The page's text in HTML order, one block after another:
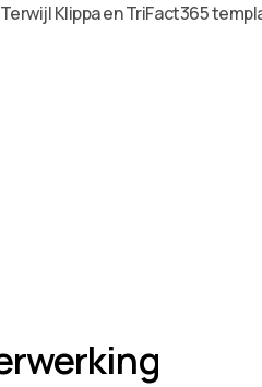
Klippa en TriFact365